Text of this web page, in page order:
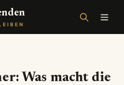
Was macht die